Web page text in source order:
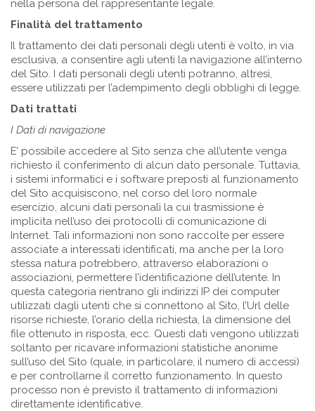
nella persona del rappresentante legale.
Finalità del trattamento
Il trattamento dei dati personali degli utenti è volto, in via
esclusiva, a consentire agli utenti la navigazione all’interno
del Sito. I dati personali degli utenti potranno, altresì,
essere utilizzati per l’adempimento degli obblighi di legge.
Dati trattati
I Dati di navigazione
E’ possibile accedere al Sito senza che all’utente venga
richiesto il conferimento di alcun dato personale. Tuttavia,
i sistemi informatici e i software preposti al funzionamento
del Sito acquisiscono, nel corso del loro normale
esercizio, alcuni dati personali la cui trasmissione è
implicita nell’uso dei protocolli di comunicazione di
Internet. Tali informazioni non sono raccolte per essere
associate a interessati identificati, ma anche per la loro
stessa natura potrebbero, attraverso elaborazioni o
associazioni, permettere l’identificazione dell’utente. In
questa categoria rientrano gli indirizzi IP dei computer
utilizzati dagli utenti che si connettono al Sito, l’Url delle
risorse richieste, l’orario della richiesta, la dimensione del
file ottenuto in risposta, ecc. Questi dati vengono utilizzati
soltanto per ricavare informazioni statistiche anonime
sull’uso del Sito (quale, in particolare, il numero di accessi)
e per controllarne il corretto funzionamento. In questo
processo non è previsto il trattamento di informazioni
direttamente identificative.